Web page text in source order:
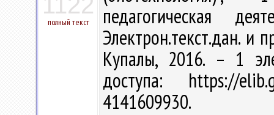
полный текст
педагогическая
Электрон.текст.дан. и
Купалы, 2016. – 1
доступа: https://
4141609930.